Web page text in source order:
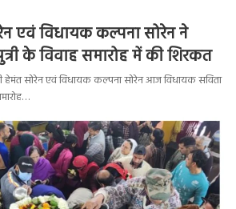
एवं विधायक कल्पना सोरेन ने
के विवाह समारोह में की शिरकत
हेमंत सोरेन एवं विधायक कल्पना सोरेन आज विधायक सविता